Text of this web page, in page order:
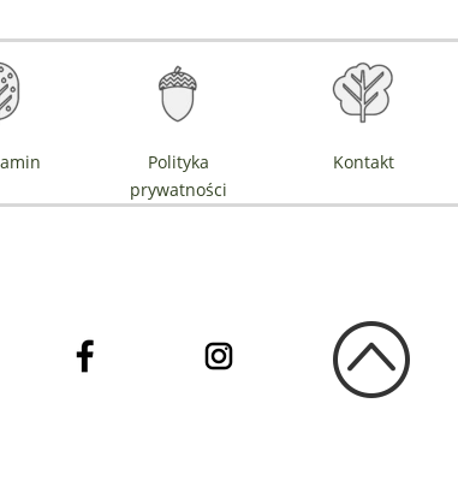
Polityka
prywatności
Kontakt